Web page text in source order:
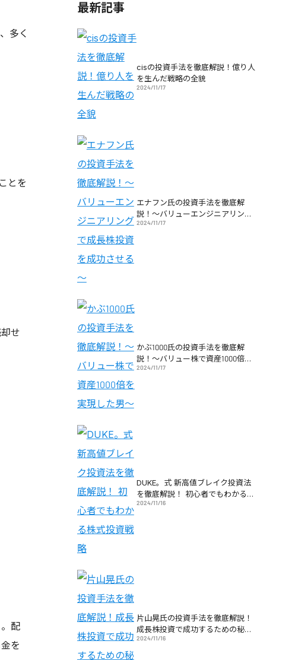
多く
とを
せ
配
を
最新記事
cisの投資手法を徹底解説！億り人
を生んだ戦略の全貌
2024/11/17
エナフン氏の投資手法を徹底解
説！～バリューエンジニアリング
で成長株投資を成功させる～
2024/11/17
かぶ1000氏の投資手法を徹底解
説！～バリュー株で資産1000倍を
実現した男～
2024/11/17
DUKE。式 新高値ブレイク投資法
を徹底解説！ 初心者でもわかる株
式投資戦略
2024/11/16
片山晃氏の投資手法を徹底解説！
成長株投資で成功するための秘訣
とは？
2024/11/16